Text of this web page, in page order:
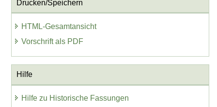
Drucken/Speichern
HTML-Gesamtansicht
Vorschrift als PDF
Hilfe
Hilfe zu Historische Fassungen